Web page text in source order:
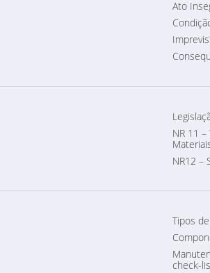
Ato
NR 11
NR12 –
Tipos
check-